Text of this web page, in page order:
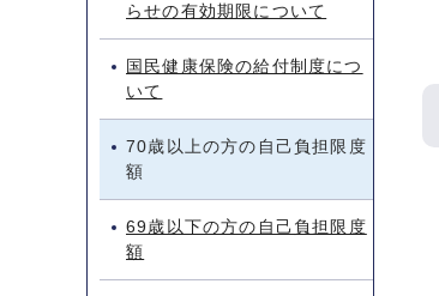
らせの有効期限について
国民健康保険の給付制度につ
いて
70歳以上の方の自己負担限度
額
69歳以下の方の自己負担限度
額